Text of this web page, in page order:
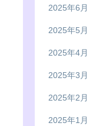
2025年6月
2025年5月
2025年4月
2025年3月
2025年2月
2025年1月